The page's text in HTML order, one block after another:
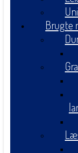
Brugte